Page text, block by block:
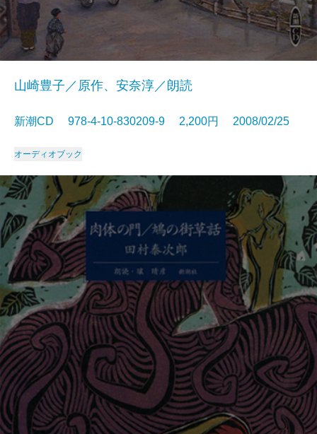
山崎豊子／原作、安奈淳／朗読
新潮CD 978-4-10-830209-9 2,200円 2008/02/25
オーディオブック